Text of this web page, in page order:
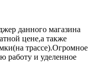
данного магазина
цене,а также
трассе).Огромное
работу и уделенное